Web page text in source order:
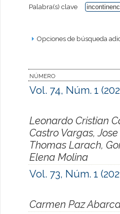
Palabra(s) clave
Opciones de búsqueda
NÚMERO
Vol. 74, Núm. 1
Leonardo Cristian
Castro Vargas,
Thomas Larach,
Elena Molina
Vol. 73, Núm. 1
Carmen Paz